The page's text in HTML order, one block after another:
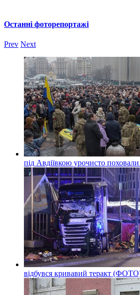
Останні фоторепортажі
Prev Next
під Авдіївкою урочисто
відбувся кривавий теракт